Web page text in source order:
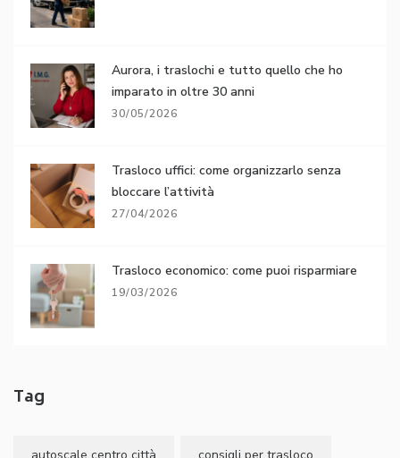
Aurora, i traslochi e tutto quello che ho
imparato in oltre 30 anni
30/05/2026
Trasloco uffici: come organizzarlo senza
bloccare l’attività
27/04/2026
Trasloco economico: come puoi risparmiare
19/03/2026
Tag